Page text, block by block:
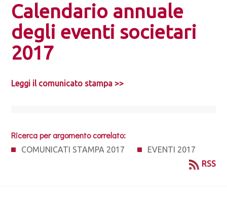
Calendario annuale
degli eventi societari
2017
Leggi il comunicato stampa >>
Ricerca per argomento correlato:
COMUNICATI STAMPA 2017
EVENTI 2017
RSS